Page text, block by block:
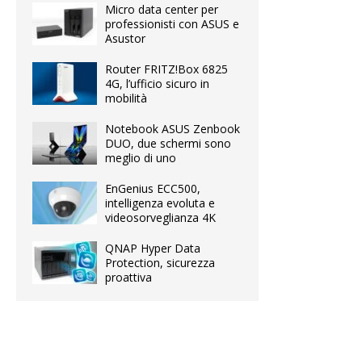
Micro data center per
professionisti con ASUS e
Asustor
Router FRITZ!Box 6825
4G, l’ufficio sicuro in
mobilità
Notebook ASUS Zenbook
DUO, due schermi sono
meglio di uno
EnGenius ECC500,
intelligenza evoluta e
videosorveglianza 4K
QNAP Hyper Data
Protection, sicurezza
proattiva